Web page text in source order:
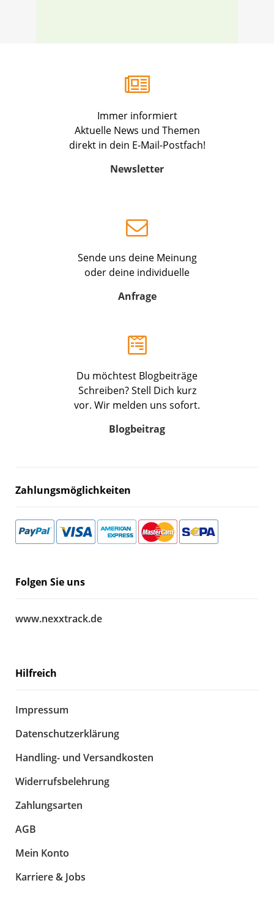
Immer informiert
Aktuelle News und Themen
direkt in dein E-Mail-Postfach!
Newsletter
Sende uns deine Meinung
oder deine individuelle
Anfrage
Du möchtest Blogbeiträge
Schreiben? Stell Dich kurz
vor. Wir melden uns sofort.
Blogbeitrag
Zahlungsmöglichkeiten
Folgen Sie uns
www.nexxtrack.de
Hilfreich
Impressum
Datenschutzerklärung
Handling- und Versandkosten
Widerrufsbelehrung
Zahlungsarten
AGB
Mein Konto
Karriere & Jobs